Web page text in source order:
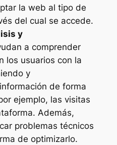
la web al tipo de
del cual se accede.
y
a comprender
los usuarios con la
y
de forma
ejemplo, las visitas
Además,
problemas técnicos
de optimizarlo.